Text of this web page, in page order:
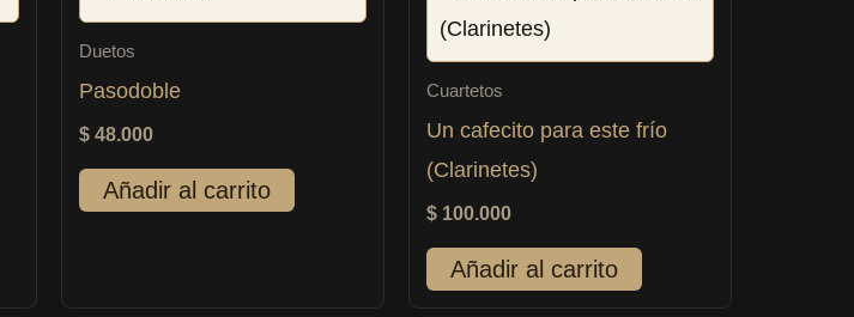
Duetos
Pasodoble
$ 48.000
Añadir al carrito
Cuartetos
Un cafecito para este frío
(Clarinetes)
$ 100.000
Añadir al carrito